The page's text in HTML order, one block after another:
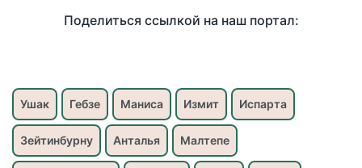
Поделиться ссылкой на наш портал:
Ушак Гебзе Маниса Измит Испарта
Зейтинбурну Анталья Малтепе